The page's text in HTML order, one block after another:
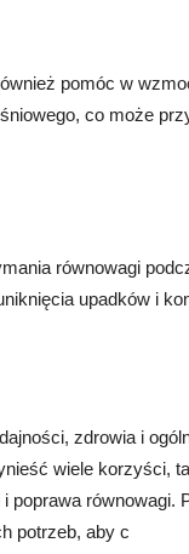
pomóc w
co może
równowagi
upadków i
zdrowia i
wiele korzyści,
równowagi.
potrzeb, aby c